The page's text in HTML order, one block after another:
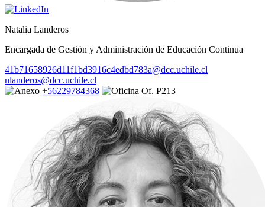
Natalia Landeros
Encargada de Gestión y Administración de Educación Continua
41b71658926d11f1bd3916c4edbd783a@dcc.uchile.cl
nlanderos@dcc.uchile.cl
+56229784368
Of. P213